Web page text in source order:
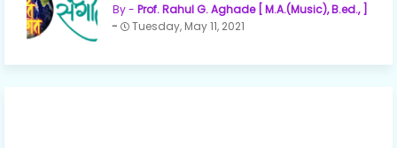
Prof. Rahul G. Aghade [ M.A.(Music), B.ed., ]
Tuesday, May 11, 2021